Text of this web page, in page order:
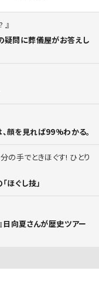
疑問に葬儀屋がお答えし
顔を見れば99%わかる。
の手でときほぐす! ひとり
ほぐし技」
日向夏さんが歴史ツアー